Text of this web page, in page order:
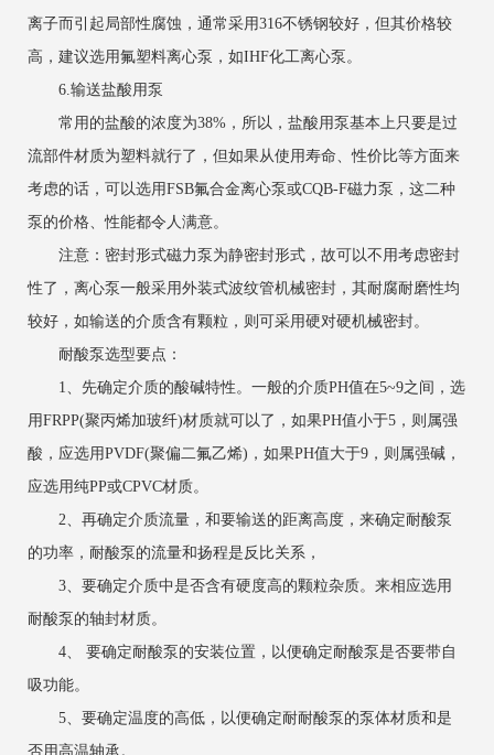
离子而引起局部性腐蚀，通常采用316不锈钢较好，但其价格较
高，建议选用氟塑料离心泵，如IHF化工离心泵。
6.输送盐酸用泵
常用的盐酸的浓度为38%，所以，盐酸用泵基本上只要是过
流部件材质为塑料就行了，但如果从使用寿命、性价比等方面来
考虑的话，可以选用FSB氟合金离心泵或CQB-F磁力泵，这二种
泵的价格、性能都令人满意。
注意：密封形式磁力泵为静密封形式，故可以不用考虑密封
性了，离心泵一般采用外装式波纹管机械密封，其耐腐耐磨性均
较好，如输送的介质含有颗粒，则可采用硬对硬机械密封。
耐酸泵选型要点：
1、先确定介质的酸碱特性。一般的介质PH值在5~9之间，选
用FRPP(聚丙烯加玻纤)材质就可以了，如果PH值小于5，则属强
酸，应选用PVDF(聚偏二氟乙烯)，如果PH值大于9，则属强碱，
应选用纯PP或CPVC材质。
2、再确定介质流量，和要输送的距离高度，来确定耐酸泵
的功率，耐酸泵的流量和扬程是反比关系，
3、要确定介质中是否含有硬度高的颗粒杂质。来相应选用
耐酸泵的轴封材质。
4、 要确定耐酸泵的安装位置，以便确定耐酸泵是否要带自
吸功能。
5、要确定温度的高低，以便确定耐耐酸泵的泵体材质和是
否用高温轴承。